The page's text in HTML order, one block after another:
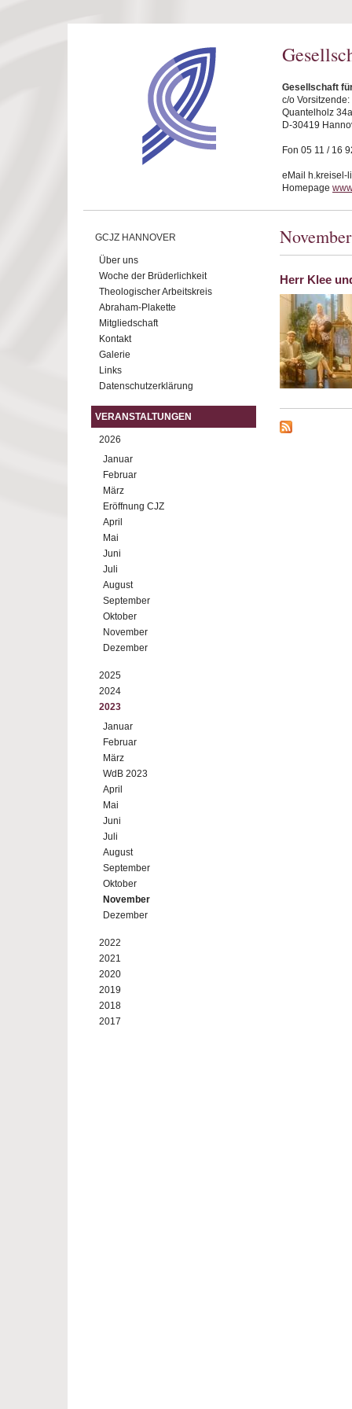
Gesellschaft
c/o
Quantelholz 34a
D-30419
Fon 05 11 / 16
eMail h.kreisel-
Homepage
GCJZ HANNOVER
Über uns
Woche der Brüderlichkeit
Theologischer Arbeitskreis
Abraham-Plakette
Mitgliedschaft
Kontakt
Galerie
Links
Datenschutzerklärung
VERANSTALTUNGEN
2026
Januar
Februar
März
Eröffnung CJZ
April
Mai
Juni
Juli
August
September
Oktober
November
Dezember
2025
2024
2023
Januar
Februar
März
WdB 2023
April
Mai
Juni
Juli
August
September
Oktober
November
Dezember
2022
2021
2020
2019
2018
2017
Herr Klee